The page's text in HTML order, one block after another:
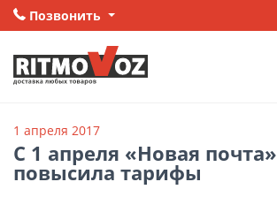
Позвонить
1 апреля 2017
С 1 апреля «Новая почта»
повысила тарифы